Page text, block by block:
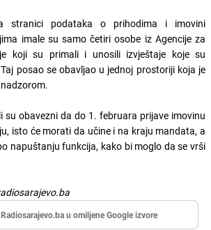
stranici podataka o prihodima i imovini
imale su samo četiri osobe iz Agencije za
koji su primali i unosili izvještaje koje su
posao se obavljao u jednoj prostoriji koja je
su obavezni da do 1. februara prijave imovinu
isto će morati da učine i na kraju mandata, a
napuštanju funkcija, kako bi moglo da se vrši
u omiljene Google izvore